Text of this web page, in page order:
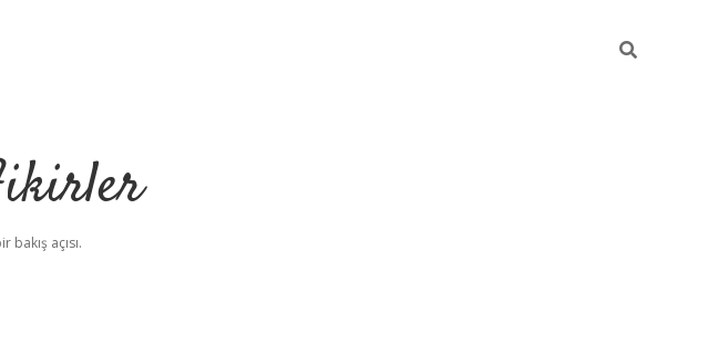
bakış açısı.